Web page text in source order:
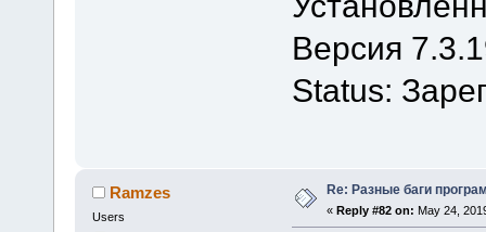
Версия
Status:
Ramzes
Users
Re: Разные баги
« Reply #82 on: May 24,